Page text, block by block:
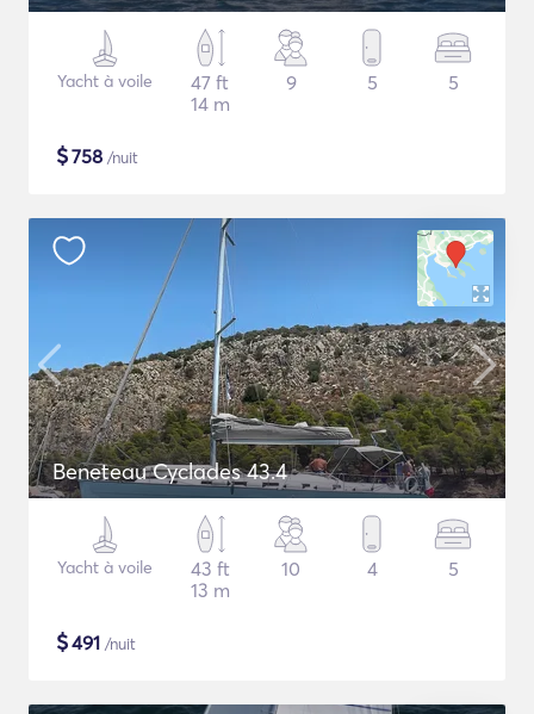
Yacht à voile
47 ft
14 m
9 5 5
$758 /nuit
Beneteau Cyclades 43.4
Yacht à voile
43 ft
13 m
10 4 5
$491 /nuit